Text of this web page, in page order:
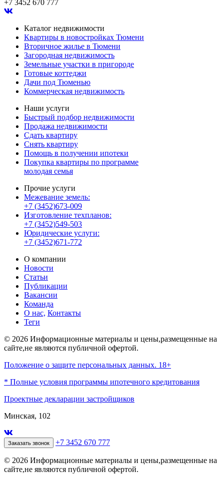
+7 3452 670 777
Каталог недвижимости
Квартиры в новостройках Тюмени
Вторичное жилье в Тюмени
Загородная недвижимость
Земельные участки в пригороде
Готовые коттеджи
Дачи под Тюменью
Коммерческая недвижимость
Наши услуги
Быстрый подбор недвижимости
Продажа недвижимости
Сдать квартиру
Снять квартиру
Помощь в получении ипотеки
Покупка квартиры по программе
молодая семья
Прочие услуги
Межевание земель:
+7 (3452)673-009
Изготовление техпланов:
+7 (3452)549-503
Юридические услуги:
+7 (3452)671-772
О компании
Новости
Статьи
Публикации
Вакансии
Команда
О нас, Контакты
Теги
© 2026 Информационные материалы и цены,размещенные на
сайте,не являются публичной офертой.
Положение о защите персональных данных. 18+
* Полные условия программы ипотечного кредитования
Проектные декларации застройщиков
Минская, 102
Заказать звонок +7 3452 670 777
© 2026 Информационные материалы и цены,размещенные на
сайте,не являются публичной офертой.